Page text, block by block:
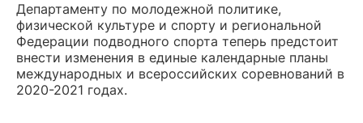
Департаменту по молодежной политике,
физической культуре и спорту и региональной
Федерации подводного спорта теперь предстоит
внести изменения в единые календарные планы
международных и всероссийских соревнований в
2020-2021 годах.